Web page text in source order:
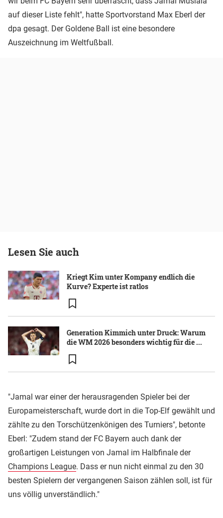
auf dieser Liste fehlt", hatte Sportvorstand Max Eberl der
dpa gesagt. Der Goldene Ball ist eine besondere
Auszeichnung im Weltfußball.
Lesen Sie auch
Kriegt Kim unter Kompany endlich die
Kurve? Experte ist ratlos
Generation Kimmich unter Druck: Warum
die WM 2026 besonders wichtig für die ...
"Jamal war einer der herausragenden Spieler bei der
Europameisterschaft, wurde dort in die Top-Elf gewählt und
zählte zu den Torschützenkönigen des Turniers", betonte
Eberl: "Zudem stand der FC Bayern auch dank der
großartigen Leistungen von Jamal im Halbfinale der
Champions League. Dass er nun nicht einmal zu den 30
besten Spielern der vergangenen Saison zählen soll, ist für
uns völlig unverständlich."